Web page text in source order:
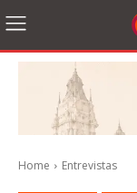
Home Entrevistas